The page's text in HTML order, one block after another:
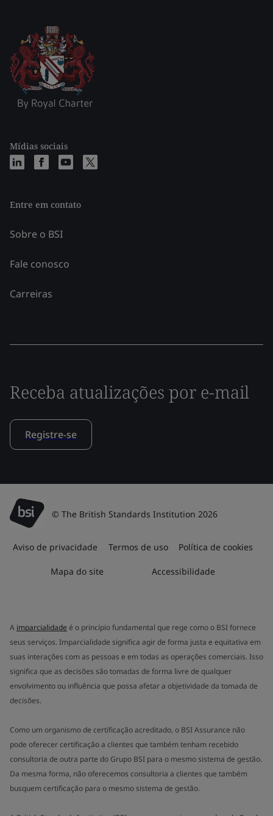
Mídias sociais
Entre em contato
Sobre o BSI
Fale conosco
Carreiras
Receba atualizações por e-mail
Registre-se
© The British Standards Institution 2026
Aviso de privacidade Termos de uso Política de cookies
Mapa do site Accessibilidade
A imparcialidade é o princípio fundamental que rege como o BSI fornece
seus serviços. Imparcialidade significa agir de forma justa e equitativa em
suas interações com as pessoas e em todas as operações comerciais. Isso
significa que as decisões são tomadas de forma livre de qualquer
envolvimento ou influência que possa afetar a objetividade da tomada de
decisões.
Como um organismo de certificação acreditado, o BSI Assurance não
pode oferecer certificação a clientes que também tenham recebido
consultoria de outra parte do Grupo BSI para o mesmo sistema de gestão.
Da mesma forma, não oferecemos consultoria a clientes que também
busquem certificação para o mesmo sistema de gestão.